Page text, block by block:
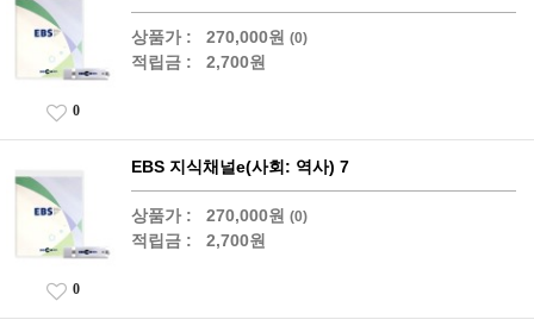
상품가 : 270,000원 (0)
적립금 : 2,700원
0
EBS 지식채널e(사회: 역사) 7
상품가 : 270,000원 (0)
적립금 : 2,700원
0